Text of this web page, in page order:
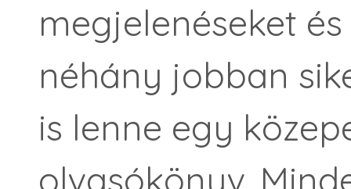
megjelenéseket
néhány jobban
is lenne egy
olvasókönyv.